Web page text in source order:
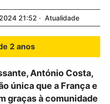
2024 21:52 Atualidade
2 anos
António Costa,
única que a França e
graças à comunidade